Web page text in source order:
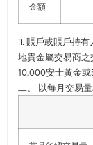
金額
ii. 賬戶或賬戶持
地貴金屬交易商
10,000安士黃金或
二、 以每月交易